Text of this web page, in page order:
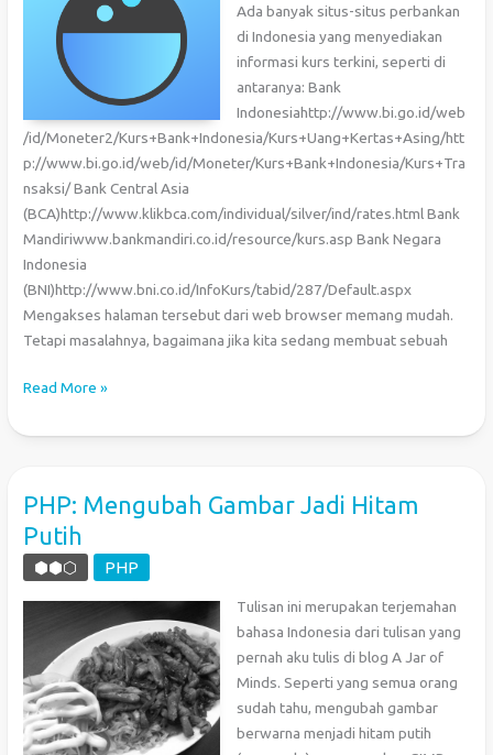
Ada banyak situs-situs perbankan
di Indonesia yang menyediakan
informasi kurs terkini, seperti di
antaranya: Bank
Indonesiahttp://www.bi.go.id/web
/id/Moneter2/Kurs+Bank+Indonesia/Kurs+Uang+Kertas+Asing/htt
p://www.bi.go.id/web/id/Moneter/Kurs+Bank+Indonesia/Kurs+Tra
nsaksi/ Bank Central Asia
(BCA)http://www.klikbca.com/individual/silver/ind/rates.html Bank
Mandiriwww.bankmandiri.co.id/resource/kurs.asp Bank Negara
Indonesia
(BNI)http://www.bni.co.id/InfoKurs/tabid/287/Default.aspx
Mengakses halaman tersebut dari web browser memang mudah.
Tetapi masalahnya, bagaimana jika kita sedang membuat sebuah
Mendapat
Valuta
dengan
PHP
Read More »
PHP: Mengubah Gambar Jadi Hitam
Putih
⬢⬢⬡ PHP
Tulisan ini merupakan terjemahan
bahasa Indonesia dari tulisan yang
pernah aku tulis di blog A Jar of
Minds. Seperti yang semua orang
sudah tahu, mengubah gambar
berwarna menjadi hitam putih